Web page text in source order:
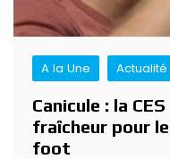
A la Une Actualité
Canicule : la
fraîcheur pour
foot